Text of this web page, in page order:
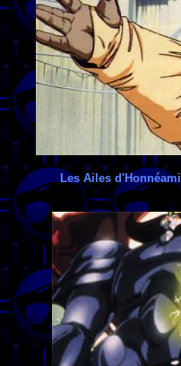
Les Ailes